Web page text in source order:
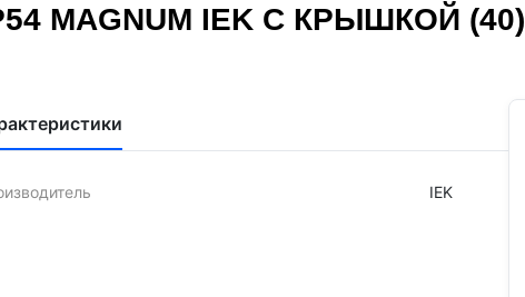
MAGNUM IEK С КРЫШКОЙ (40)
IEK